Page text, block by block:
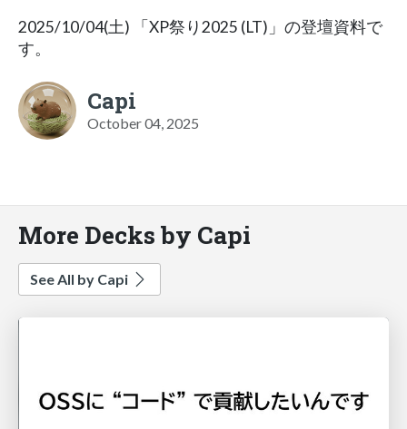
2025/10/04(土) 「XP祭り2025 (LT)」の登壇資料で
す。
Capi
October 04, 2025
More Decks by Capi
See All by Capi